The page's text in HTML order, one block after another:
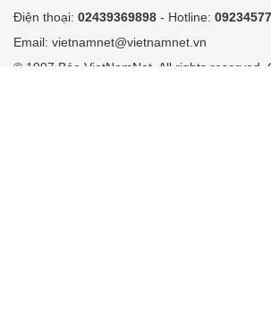
Điện thoại: 02439369898 - Hotline:
Email: vietnamnet@vietnamnet.vn
© 1997 Báo VietNamNet. All rights reserved.